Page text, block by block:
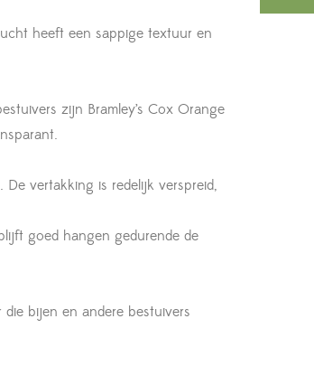
heeft een sappige textuur en
zijn Bramley’s Cox Orange
vertakking is redelijk verspreid,
goed hangen gedurende de
bijen en andere bestuivers